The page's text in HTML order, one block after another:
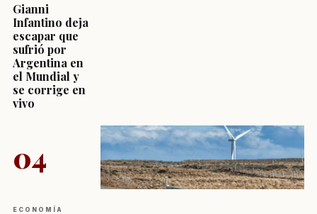
Gianni
Infantino deja
escapar que
sufrió por
Argentina en
el Mundial y
se corrige en
vivo
04
ECONOMÍA